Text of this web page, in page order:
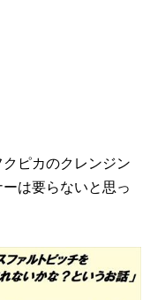
ピカのクレンジン
は要らないと思っ